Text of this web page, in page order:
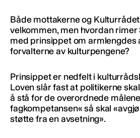
Både mottakerne og
velkommen, men hvordan
med prinsippet om armlengdes
forvalterne av kulturpengene?
Prinsippet er nedfelt i
Loven slår fast at politikerne
å stå for de overordnede
fagkompetansen« så skal
støtte fra en avsetning».